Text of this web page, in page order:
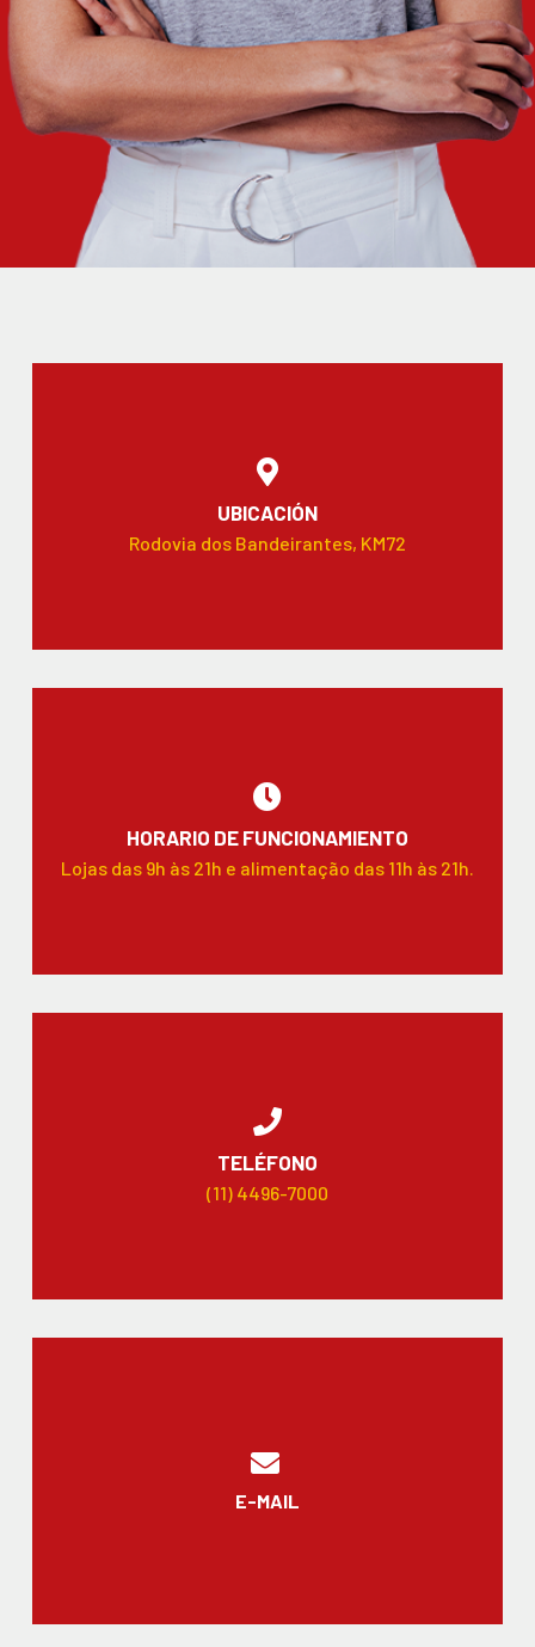
UBICACIÓN
Rodovia dos Bandeirantes, KM72
HORARIO DE FUNCIONAMIENTO
Lojas das 9h às 21h e alimentação das 11h às 21h.
TELÉFONO
(11) 4496-7000
E-MAIL